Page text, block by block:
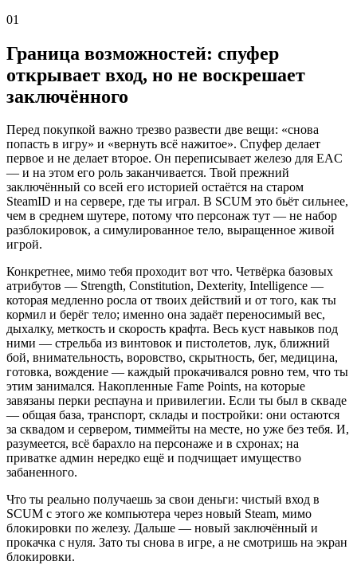
01
Граница возможностей: спуфер
открывает вход, но не воскрешает
заключённого
Перед покупкой важно трезво развести две вещи: «снова
попасть в игру» и «вернуть всё нажитое». Спуфер делает
первое и не делает второе. Он переписывает железо для EAC
— и на этом его роль заканчивается. Твой прежний
заключённый со всей его историей остаётся на старом
SteamID и на сервере, где ты играл. В SCUM это бьёт сильнее,
чем в среднем шутере, потому что персонаж тут — не набор
разблокировок, а симулированное тело, выращенное живой
игрой.
Конкретнее, мимо тебя проходит вот что. Четвёрка базовых
атрибутов — Strength, Constitution, Dexterity, Intelligence —
которая медленно росла от твоих действий и от того, как ты
кормил и берёг тело; именно она задаёт переносимый вес,
дыхалку, меткость и скорость крафта. Весь куст навыков под
ними — стрельба из винтовок и пистолетов, лук, ближний
бой, внимательность, воровство, скрытность, бег, медицина,
готовка, вождение — каждый прокачивался ровно тем, что ты
этим занимался. Накопленные Fame Points, на которые
завязаны перки респауна и привилегии. Если ты был в скваде
— общая база, транспорт, склады и постройки: они остаются
за сквадом и сервером, тиммейты на месте, но уже без тебя. И,
разумеется, всё барахло на персонаже и в схронах; на
приватке админ нередко ещё и подчищает имущество
забаненного.
Что ты реально получаешь за свои деньги: чистый вход в
SCUM с этого же компьютера через новый Steam, мимо
блокировки по железу. Дальше — новый заключённый и
прокачка с нуля. Зато ты снова в игре, а не смотришь на экран
блокировки.